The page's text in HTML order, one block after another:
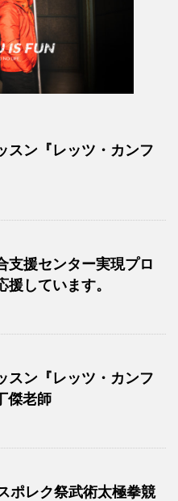
スン『レッツ・カンフ
支援センター実現プロ
援しています。
スン『レッツ・カンフ
傑老師
ポレク祭武術太極拳競